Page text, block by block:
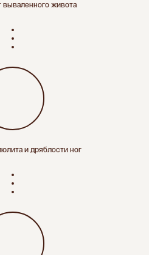
вываленного живота
и дряблости ног
оплаты